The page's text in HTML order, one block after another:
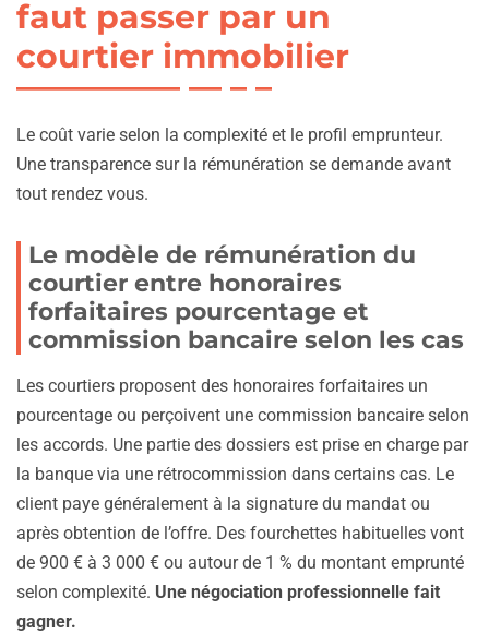
faut passer par un
courtier immobilier
Le coût varie selon la complexité et le profil emprunteur.
Une transparence sur la rémunération se demande avant
tout rendez vous.
Le modèle de rémunération du
courtier entre honoraires
forfaitaires pourcentage et
commission bancaire selon les cas
Les courtiers proposent des honoraires forfaitaires un
pourcentage ou perçoivent une commission bancaire selon
les accords. Une partie des dossiers est prise en charge par
la banque via une rétrocommission dans certains cas. Le
client paye généralement à la signature du mandat ou
après obtention de l’offre. Des fourchettes habituelles vont
de 900 € à 3 000 € ou autour de 1 % du montant emprunté
selon complexité. Une négociation professionnelle fait
gagner.